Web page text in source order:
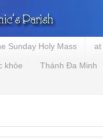
Sunday Holy Mass at
khỏe Thánh Đa Minh